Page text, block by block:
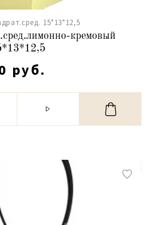
15*13*12,5
кремовый
руб.